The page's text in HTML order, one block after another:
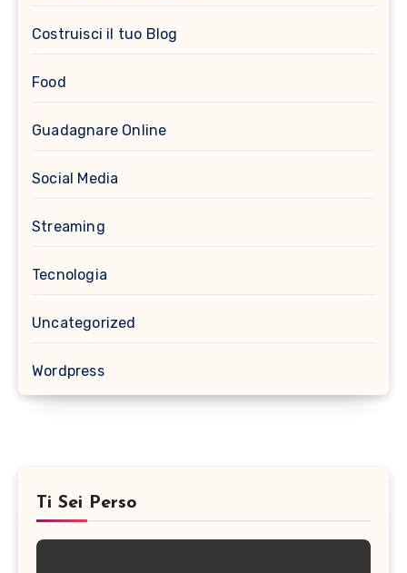
Costruisci il tuo Blog
Food
Guadagnare Online
Social Media
Streaming
Tecnologia
Uncategorized
Wordpress
Ti Sei Perso